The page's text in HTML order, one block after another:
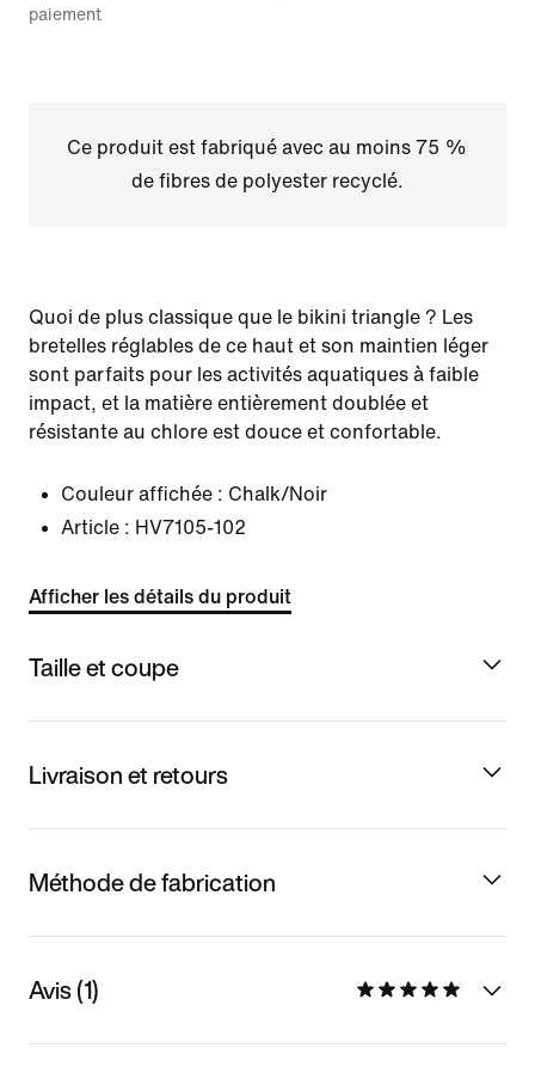
paiement
Ce produit est fabriqué avec au moins 75 %
de fibres de polyester recyclé.
Quoi de plus classique que le bikini triangle ? Les
bretelles réglables de ce haut et son maintien léger
sont parfaits pour les activités aquatiques à faible
impact, et la matière entièrement doublée et
résistante au chlore est douce et confortable.
Couleur affichée : Chalk/Noir
Article : HV7105-102
Afficher les détails du produit
Taille et coupe
Livraison et retours
Méthode de fabrication
Avis (1)